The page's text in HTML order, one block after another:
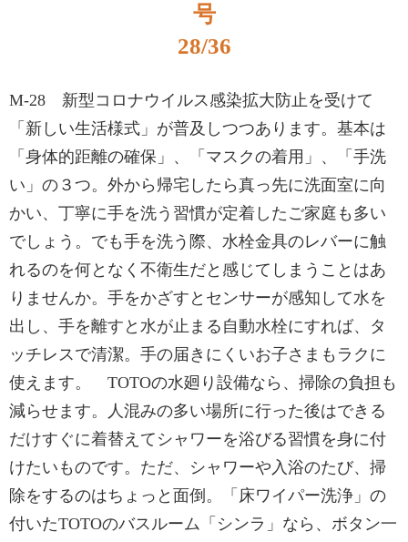
号
28/36
M-28 新型コロナウイルス感染拡大防止を受けて
「新しい生活様式」が普及しつつあります。基本は
「身体的距離の確保」、「マスクの着用」、「手洗
い」の３つ。外から帰宅したら真っ先に洗面室に向
かい、丁寧に手を洗う習慣が定着したご家庭も多い
でしょう。でも手を洗う際、水栓金具のレバーに触
れるのを何となく不衛生だと感じてしまうことはあ
りませんか。手をかざすとセンサーが感知して水を
出し、手を離すと水が止まる自動水栓にすれば、タ
ッチレスで清潔。手の届きにくいお子さまもラクに
使えます。 TOTOの水廻り設備なら、掃除の負担も
減らせます。人混みの多い場所に行った後はできる
だけすぐに着替えてシャワーを浴びる習慣を身に付
けたいものです。ただ、シャワーや入浴のたび、掃
除をするのはちょっと面倒。「床ワイパー洗浄」の
付いたTOTOのバスルーム「シンラ」なら、ボタン一